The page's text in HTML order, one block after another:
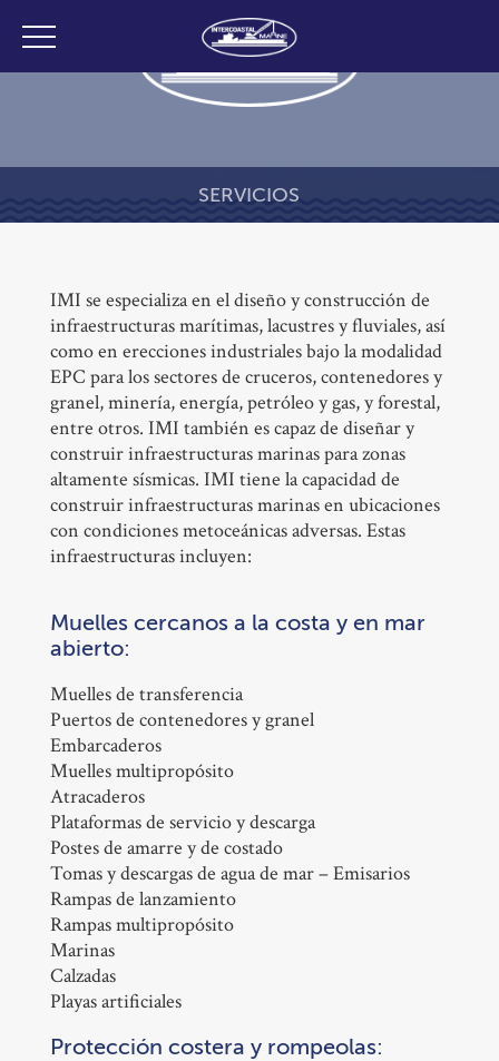
SERVICIOS
IMI se especializa en el diseño y construcción de
infraestructuras marítimas, lacustres y fluviales, así
como en erecciones industriales bajo la modalidad
EPC para los sectores de cruceros, contenedores y
granel, minería, energía, petróleo y gas, y forestal,
entre otros. IMI también es capaz de diseñar y
construir infraestructuras marinas para zonas
altamente sísmicas. IMI tiene la capacidad de
construir infraestructuras marinas en ubicaciones
con condiciones metoceánicas adversas. Estas
infraestructuras incluyen:
Muelles cercanos a la costa y en mar
abierto:
Muelles de transferencia
Puertos de contenedores y granel
Embarcaderos
Muelles multipropósito
Atracaderos
Plataformas de servicio y descarga
Postes de amarre y de costado
Tomas y descargas de agua de mar – Emisarios
Rampas de lanzamiento
Rampas multipropósito
Marinas
Calzadas
Playas artificiales
Protección costera y rompeolas: